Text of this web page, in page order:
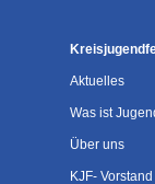
Aktuelles
Was ist
Über uns
KJF- Vorstand